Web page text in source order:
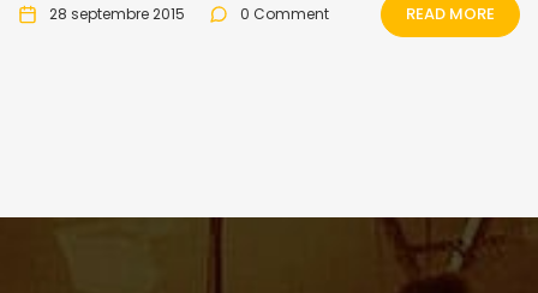
28 septembre 2015 0 Comment READ MORE